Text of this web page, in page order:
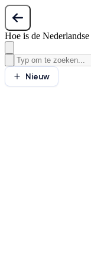
Hoe is de Nederlandse
Nieuw